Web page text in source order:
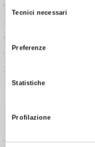
Tecnici necessari
Preferenze
Statistiche
Profilazione